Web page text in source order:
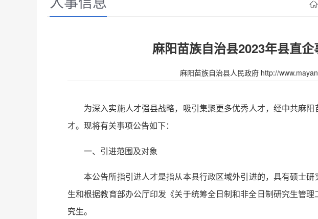
麻阳苗族自治县2023年县直
麻阳苗族自治县人民政府 http://
为深入实施人才强县战略，吸引集聚更多优秀人才，经中共麻
才。现将有关事项公告如下：
一、引进范围及对象
本公告所指引进人才是指从本县行政区域外引进的，具有硕士
生和根据教育部办公厅印发《关于统筹全日制和非全日制研究生管
究生。